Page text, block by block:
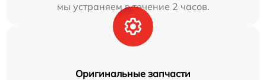
мы устраняем в течение 2 часов.
Оригинальные запчасти